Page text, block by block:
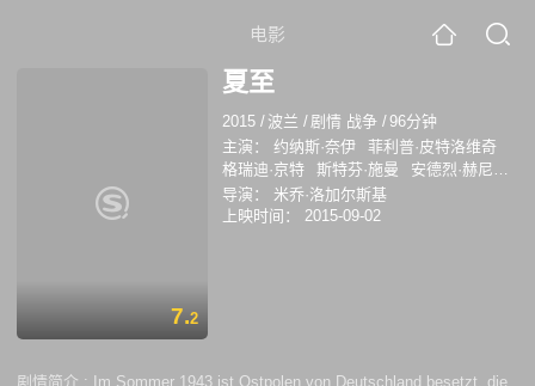
电影
7.2
夏至
2015 / 波兰 /剧情 战争 /96分钟
主演：
约纳斯·奈伊
菲利普·皮特洛维奇
格瑞迪·京特
斯特芬·施曼
安德烈·赫尼克
UrszulaBogucka
MariaSemotiuk
米耶·托帕
阿格涅兹卡·克鲁科沃娜
导演：
米乔·洛加尔斯基
上映时间：
2015-09-02
剧情简介 :
Im Sommer 1943 ist Ostpolen von Deutschland besetzt, die